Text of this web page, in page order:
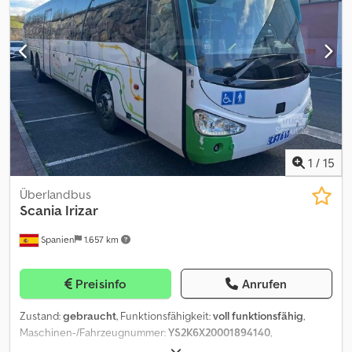
Webasto unter der Abdeckung, funktionsfähig. Es wird darauf
hingewiesen, dass die Fahrzeugdokumente aus Polen stammen;
daher liegen im Falle eines Verkaufs in Italien die Kosten für
Nationalisierung und Zulassung beim Käufer. Credpfozd Si Ajx
Aciof Das Fahrzeug ist zum Sofortkauf-Preis erhältlich oder Sie
können ein Angebot abgeben und eine Verhandlung starten.
1 / 15
Spanien 1.657 km
Überlandbus
Scania Irizar
Preisinfo Anrufen
Zustand:gebraucht, Funktionsfähigkeit:voll funktionsfähig,
Maschinen-/Fahrzeugnummer:YS2K6X20001894140,
, Leistung: